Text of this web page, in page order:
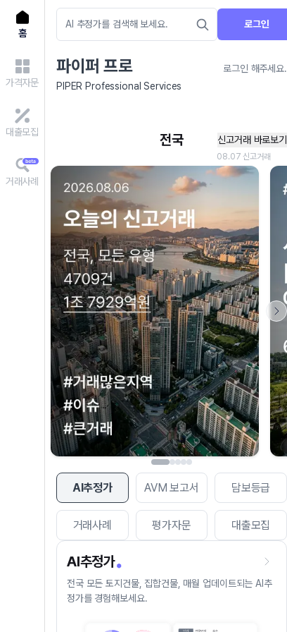
홈
가격자문
대출모집
거래사례
로그인
파이퍼 프로
로그인 해주세요.
PIPER Professional Services
AI추정가 AVM 보고서 담보등급
거래사례 평가자문 대출모집
AI추정가
전국 모든 토지건물, 집합건물, 매월 업데이트되는 AI추
정가를 경험해보세요.